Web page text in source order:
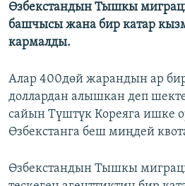
Өзбекстандын Тышкы
башчысы жана бир катар
кармалды.
Алар 400дөй жарандын ар
доллардан алышкан деп
сайын Түштүк Кореяга ишке
Өзбекстанга беш миңдей
Өзбекстандын Тышкы